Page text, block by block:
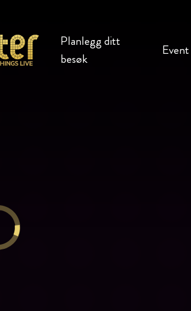
Planlegg ditt
besøk
Event